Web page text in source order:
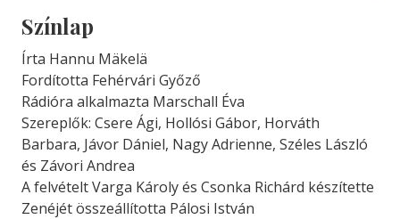
Színlap
Írta Hannu Mäkelä
Fordította Fehérvári Győző
Rádióra alkalmazta Marschall Éva
Szereplők: Csere Ági, Hollósi Gábor, Horváth
Barbara, Jávor Dániel, Nagy Adrienne, Széles László
és Závori Andrea
A felvételt Varga Károly és Csonka Richárd készítette
Zenéjét összeállította Pálosi István